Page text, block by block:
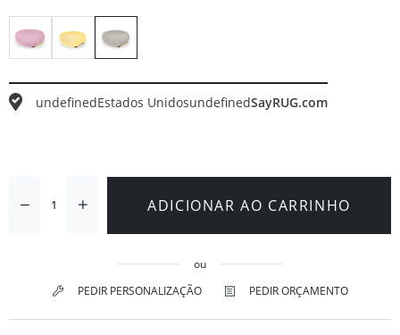
undefinedEstados UnidosundefinedSayRUG.com
ADICIONAR AO CARRINHO
ou
PEDIR PERSONALIZAÇÃO
PEDIR ORÇAMENTO